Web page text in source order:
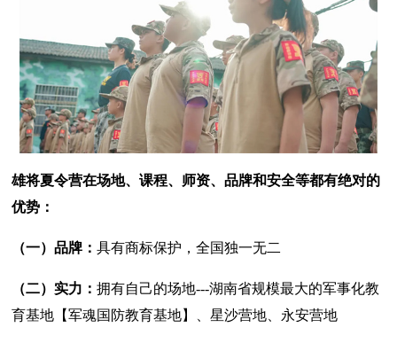
雄将夏令营在场地、课程、师资、品牌和安全等都有绝对的
优势：
（一）品牌：具有商标保护，全国独一无二
（二）实力：拥有自己的场地---湖南省规模最大的军事化教
育基地【军魂国防教育基地】、星沙营地、永安营地